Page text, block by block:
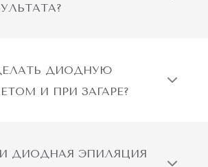
ДИОДНУЮ
И ПРИ ЗАГАРЕ?
ДИОДНАЯ ЭПИЛЯЦИЯ